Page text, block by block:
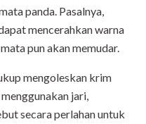
panda. Pasalnya,
mencerahkan warna
pun akan memudar.
mengoleskan krim
jari,
secara perlahan untuk